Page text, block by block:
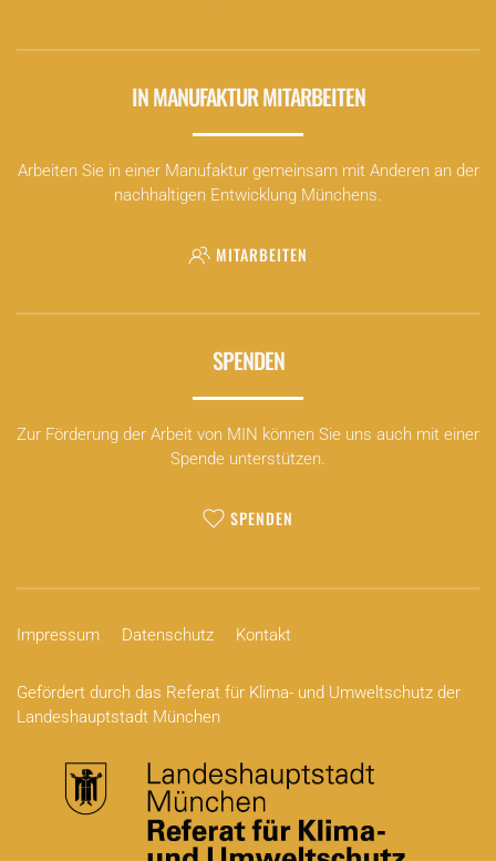
IN MANUFAKTUR MITARBEITEN
Arbeiten Sie in einer Manufaktur gemeinsam mit Anderen an der
nachhaltigen Entwicklung Münchens.
MITARBEITEN
SPENDEN
Zur Förderung der Arbeit von MIN können Sie uns auch mit einer
Spende unterstützen.
SPENDEN
Impressum Datenschutz Kontakt
Gefördert durch das Referat für Klima- und Umweltschutz der
Landeshauptstadt München